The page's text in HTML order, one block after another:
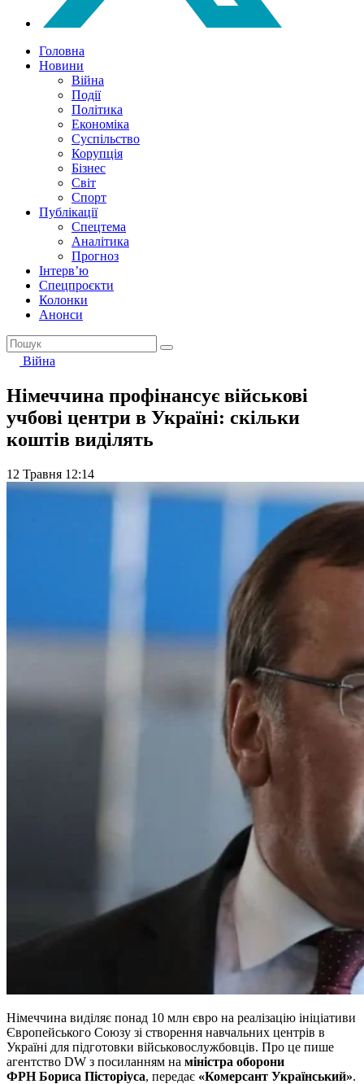
Головна
Новини
Війна
Події
Політика
Економіка
Суспільство
Корупція
Бізнес
Світ
Спорт
Публікації
Спецтема
Аналітика
Прогноз
Інтерв’ю
Спецпроєкти
Колонки
Анонси
Війна
Німеччина профінансує військові
учбові центри в Україні: скільки
коштів виділять
12 Травня 12:14
Німеччина виділяє понад 10 млн євро на реалізацію ініціативи
Європейського Союзу зі створення навчальних центрів в
Україні для підготовки військовослужбовців. Про це пише
агентство DW з посиланням на міністра оборони
ФРН Бориса Пісторіуса, передає «Комерсант Український».